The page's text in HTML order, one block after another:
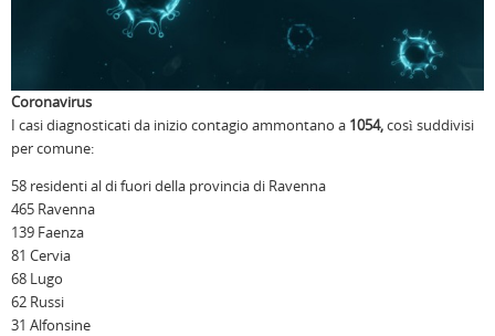
Coronavirus
I casi diagnosticati da inizio contagio ammontano a 1054,così suddivisi
per comune:
58 residenti al di fuori della provincia di Ravenna
465 Ravenna
139 Faenza
81 Cervia
68 Lugo
62 Russi
31 Alfonsine